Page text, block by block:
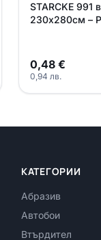
STARCKE 991
230х280см –
0,48 €
0,94 лв.
КАТЕГОРИИ
Абразив
Автобои
Втърдител